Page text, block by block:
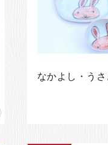
なかよし・う